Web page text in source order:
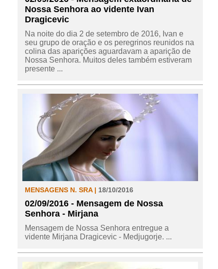
Nossa Senhora ao vidente Ivan
Dragicevic
Na noite do dia 2 de setembro de 2016, Ivan e
seu grupo de oração e os peregrinos reunidos na
colina das aparições aguardavam a aparição de
Nossa Senhora. Muitos deles também estiveram
presente ...
MENSAGENS N. SRA | 18/10/2016
02/09/2016 - Mensagem de Nossa
Senhora - Mirjana
Mensagem de Nossa Senhora entregue a
vidente Mirjana Dragicevic - Medjugorje. ...